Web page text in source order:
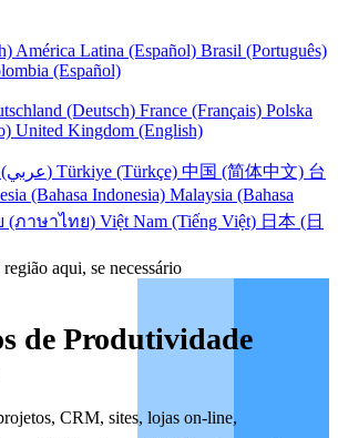
América Latina (Español) Brasil (Português)
(Español)
(Deutsch) France (Français) Polska
United Kingdom (English)
UAE (عربي) Türkiye (Türkçe) 中国 (简体中文) 台
(Bahasa Indonesia) Malaysia (Bahasa
(ภาษาไทย) Việt Nam (Tiếng Việt) 日本 (日
aqui, se necessário
de Produtividade
CRM, sites, lojas on-line,